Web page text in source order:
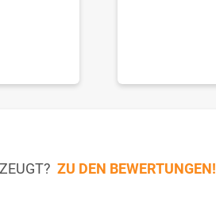
ZU DEN BEWERTUNGEN!